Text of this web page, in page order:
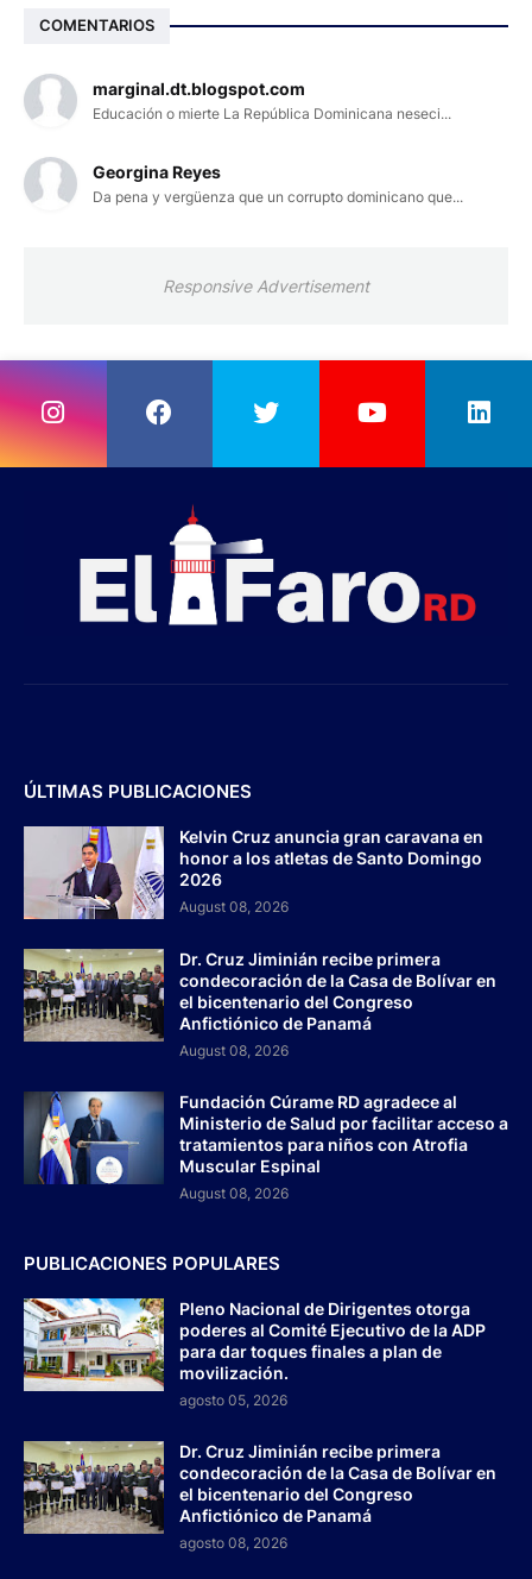
COMENTARIOS
marginal.dt.blogspot.com
Educación o mierte La República Dominicana neseci...
Georgina Reyes
Da pena y vergüenza que un corrupto dominicano que...
Responsive Advertisement
ÚLTIMAS PUBLICACIONES
Kelvin Cruz anuncia gran caravana en
honor a los atletas de Santo Domingo
2026
August 08, 2026
Dr. Cruz Jiminián recibe primera
condecoración de la Casa de Bolívar en
el bicentenario del Congreso
Anfictiónico de Panamá
August 08, 2026
Fundación Cúrame RD agradece al
Ministerio de Salud por facilitar acceso a
tratamientos para niños con Atrofia
Muscular Espinal
August 08, 2026
PUBLICACIONES POPULARES
Pleno Nacional de Dirigentes otorga
poderes al Comité Ejecutivo de la ADP
para dar toques finales a plan de
movilización.
agosto 05, 2026
Dr. Cruz Jiminián recibe primera
condecoración de la Casa de Bolívar en
el bicentenario del Congreso
Anfictiónico de Panamá
agosto 08, 2026